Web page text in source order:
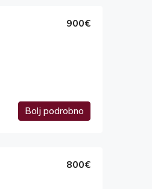
900€
Bolj podrobno
800€